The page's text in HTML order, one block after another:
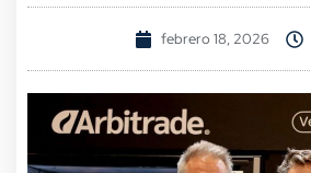
febrero 18, 2026